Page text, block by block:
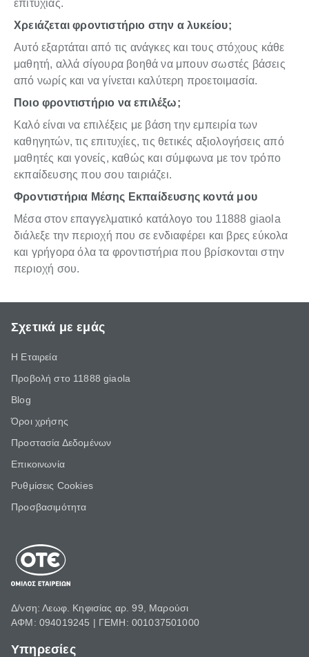
επιτυχίας.
Χρειάζεται φροντιστήριο στην α λυκείου;
Αυτό εξαρτάται από τις ανάγκες και τους στόχους κάθε
μαθητή, αλλά σίγουρα βοηθά να μπουν σωστές βάσεις
από νωρίς και να γίνεται καλύτερη προετοιμασία.
Ποιο φροντιστήριο να επιλέξω;
Καλό είναι να επιλέξεις με βάση την εμπειρία των
καθηγητών, τις επιτυχίες, τις θετικές αξιολογήσεις από
μαθητές και γονείς, καθώς και σύμφωνα με τον τρόπο
εκπαίδευσης που σου ταιριάζει.
Φροντιστήρια Μέσης Εκπαίδευσης κοντά μου
Μέσα στον επαγγελματικό κατάλογο του 11888 giaola
διάλεξε την περιοχή που σε ενδιαφέρει και βρες εύκολα
και γρήγορα όλα τα φροντιστήρια που βρίσκονται στην
περιοχή σου.
Σχετικά με εμάς
Η Εταιρεία
Προβολή στο 11888 giaola
Blog
Όροι χρήσης
Προστασία Δεδομένων
Επικοινωνία
Ρυθμίσεις Cookies
Προσβασιμότητα
Δ/νση: Λεωφ. Κηφισίας αρ. 99, Μαρούσι
ΑΦΜ: 094019245 | ΓΕΜΗ: 001037501000
Υπηρεσίες